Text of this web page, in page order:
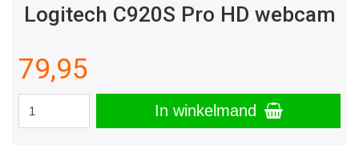
Logitech C920S Pro HD webcam
79,95
In winkelmand